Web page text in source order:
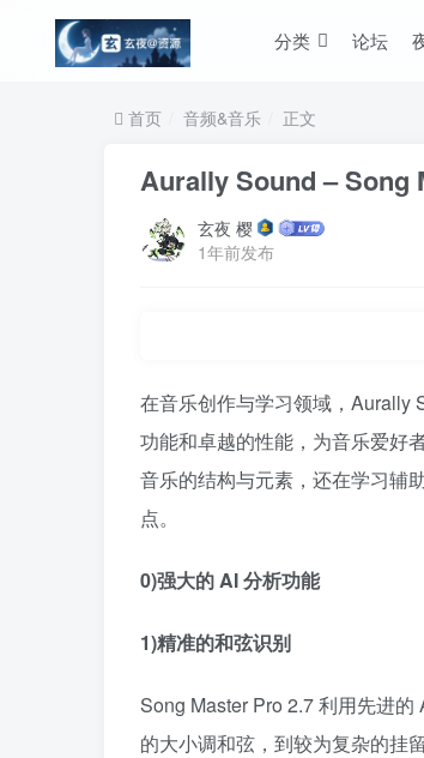
分类 论坛
首页 音频&音乐 正文
Aurally Sound – Song
玄夜 樱
1年前发布
在音乐创作与学习领域，Aurally
功能和卓越的性能，为音乐爱好
音乐的结构与元素，还在学习辅
点。​
0)强大的 AI 分析功能​
1)精准的和弦识别​
Song Master Pro 2.7 利用先进
的大小调和弦，到较为复杂的挂